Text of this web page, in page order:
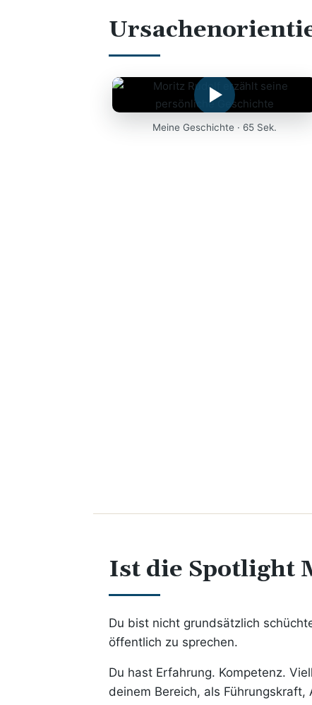
Meine Geschichte · 65 Sek.
Ist die Spotlight
Du bist nicht grundsätzlich
öffentlich zu sprechen.
Du hast Erfahrung. Kompetenz.
deinem Bereich, als Führungskraft,